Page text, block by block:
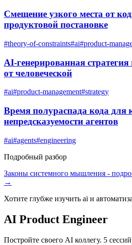
Смещение узкого места от
продуктовой постановке
#theory-of-constraints#ai#product-
AI-генерированная
от человеческой
#ai#product-management#strategy
Время полураспада кода для
непредсказуемости агентов
#ai#agents#engineering
Подробный разбор
Законы системного мышления -
→
Хотите глубже изучить ai и
AI Product Engineer
Постройте своего AI коллегу. 5